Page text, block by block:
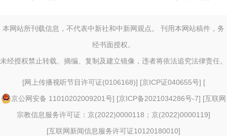
本网站所刊载信息，不代表中新社和中新网观点。 刊用本网站稿件，务
经书面授权。
未经授权禁止转载、摘编、复制及建立镜像，违者将依法追究法律责任。
[网上传播视听节目许可证(0106168)] [京ICP证040655号] [
京公网安备 11010202009201号] [京ICP备2021034286号-7] [互联网
宗教信息服务许可证：京(2022)0000118；京(2022)0000119]
[互联网新闻信息服务许可证10120180010]